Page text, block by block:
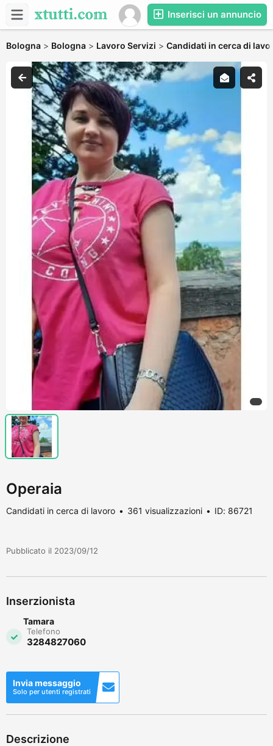
Inserisci un annuncio
Bologna > Bologna > Lavoro Servizi > Candidati in cerca di
Operaia
Candidati in cerca di lavoro 361 visualizzazioni ID: 86721
Pubblicato il 2023/09/12
Inserzionista
Tamara
Telefono
3284827060
Invia messaggio
Solo per utenti registrati
Descrizione